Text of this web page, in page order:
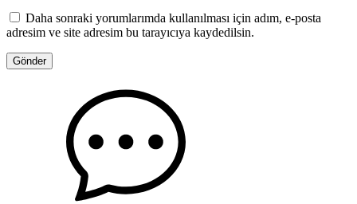
Daha sonraki yorumlarımda kullanılması için adım, e-posta
adresim ve site adresim bu tarayıcıya kaydedilsin.